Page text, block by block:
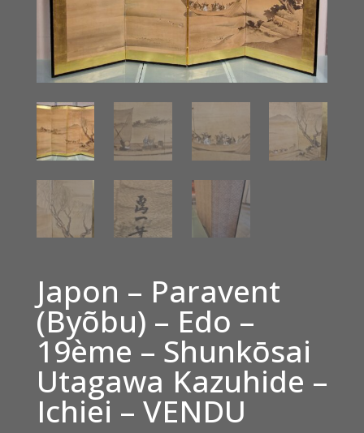
Japon – Paravent
(Byõbu) – Edo –
19ème – Shunkōsai
Utagawa Kazuhide –
Ichiei – VENDU